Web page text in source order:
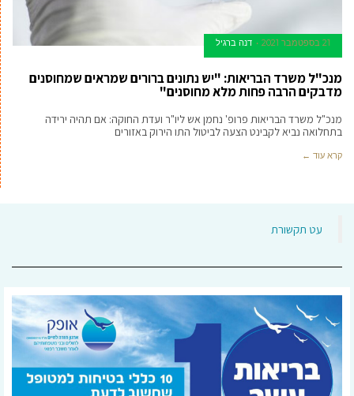
21 בספטמבר 2021 דנה ברגיל
מנכ"ל משרד הבריאות: "יש נתונים ברורים שמראים שמחוסנים
מדבקים הרבה פחות מלא מחוסנים"
מנכ"ל משרד הבריאות פרופ' נחמן אש ליו"ר ועדת החוקה: אם תהיה ירידה
בתחלואה נביא לקבינט הצעה לביטול התו הירוק באזורים
קרא עוד ←
‏עט תקשורת‏